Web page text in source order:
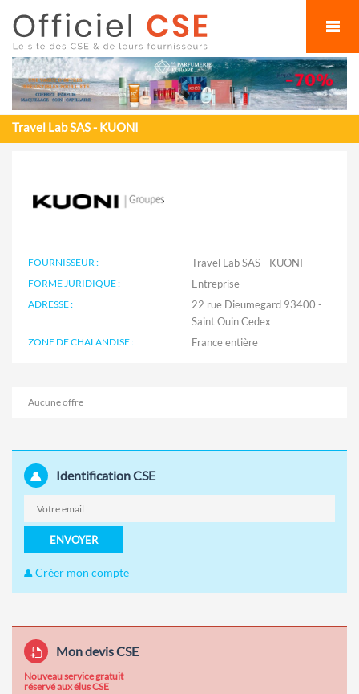
Travel Lab SAS - KUONI
FOURNISSEUR : Travel Lab SAS - KUONI
FORME JURIDIQUE : Entreprise
ADRESSE :
22 rue Dieumegard 93400 -
Saint Ouin Cedex
ZONE DE CHALANDISE :
Aucune offre
Identification CSE
ENVOYER
Créer mon compte
Mon devis CSE
Nouveau service gratuit
réservé aux élus CSE